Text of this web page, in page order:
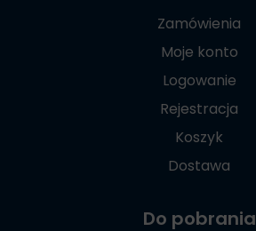
Zamówienia
Moje konto
Logowanie
Rejestracja
Koszyk
Dostawa
Do pobrania